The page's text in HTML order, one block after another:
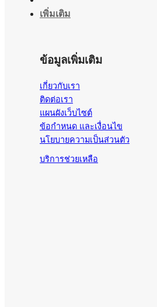
เพิ่มเติม
ข้อมูลเพิ่มเติม
เกี่ยวกับเรา
ติดต่อเรา
แผนผังเว็บไซต์
ข้อกำหนด และเงื่อนไข
นโยบายความเป็นส่วนตัว
บริการช่วยเหลือ